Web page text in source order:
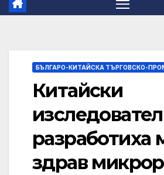
БЪЛГАРО-КИТАЙСКА ТЪРГОВСКО-
Китайски
разработиха
здрав